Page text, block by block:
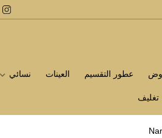
عطور التقسيم العينات نسائي
تغليف